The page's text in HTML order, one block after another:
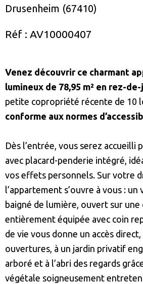
Drusenheim (67410)
Réf : AV10000407
Venez découvrir ce charmant
lumineux de 78,95 m² en rez-
petite copropriété récente de 10
conforme aux normes
Dès l’entrée, vous serez accueilli
avec placard-penderie intégré,
vos effets personnels. Sur votre
l’appartement s’ouvre à vous :
baigné de lumière, ouvert sur une
entièrement équipée avec coin
de vie vous donne un accès
ouvertures, à un jardin privatif
arboré et à l’abri des regards
végétale soigneusement